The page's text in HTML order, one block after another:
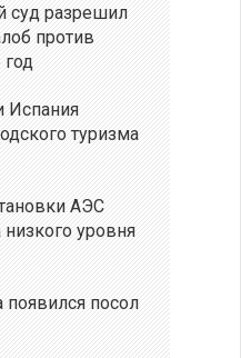
суд разрешил
против
Испания
туризма
АЭС
уровня
появился посол